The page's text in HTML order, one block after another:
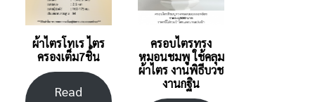
ผ้าไตรโทเร ไตร
ครองเต็ม7ชิ้น
Read
ครอบไตรทรง
หมอนชมพู ใช้คลุม
ผ้าไตร งานพิธีบวช
งานกฐิน